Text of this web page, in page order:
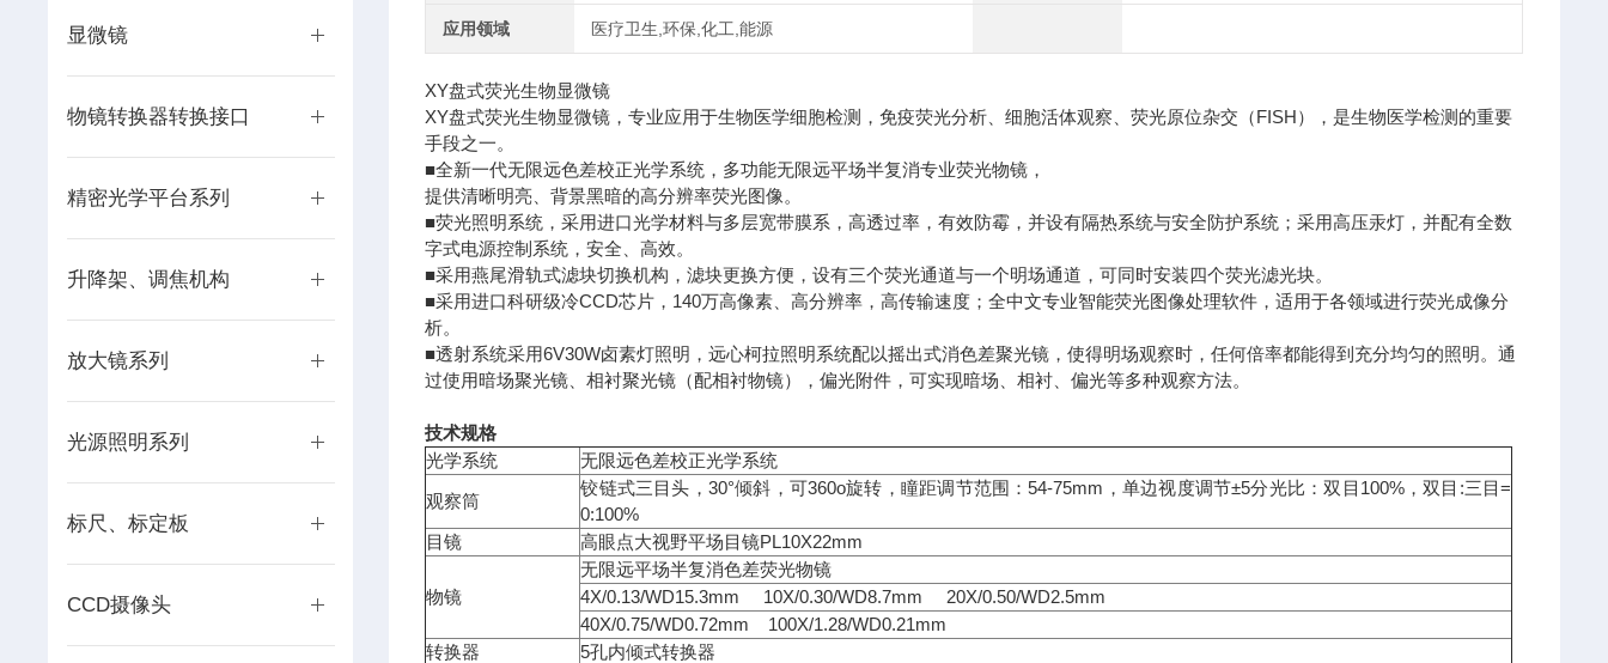
显微镜
物镜转换器转换接口
精密光学平台系列
升降架、调焦机构
放大镜系列
光源照明系列
标尺、标定板
CCD摄像头
应用领域 医疗卫生,环保,化工,能源
XY盘式荧光生物显微镜
XY盘式荧光生物显微镜，专业应用于生物医学细胞检测，免疫荧光分析、细胞活体观察、荧光原位杂交（FISH），是生物医学检测的重要
手段之一。
■全新一代无限远色差校正光学系统，多功能无限远平场半复消专业荧光物镜，
提供清晰明亮、背景黑暗的高分辨率荧光图像。
■荧光照明系统，采用进口光学材料与多层宽带膜系，高透过率，有效防霉，并设有隔热系统与安全防护系统；采用高压汞灯，并配有全数
字式电源控制系统，安全、高效。
■采用燕尾滑轨式滤块切换机构，滤块更换方便，设有三个荧光通道与一个明场通道，可同时安装四个荧光滤光块。
■采用进口科研级冷CCD芯片，140万高像素、高分辨率，高传输速度；全中文专业智能荧光图像处理软件，适用于各领域进行荧光成像分
析。
■透射系统采用6V30W卤素灯照明，远心柯拉照明系统配以摇出式消色差聚光镜，使得明场观察时，任何倍率都能得到充分均匀的照明。通
过使用暗场聚光镜、相衬聚光镜（配相衬物镜），偏光附件，可实现暗场、相衬、偏光等多种观察方法。
技术规格
光学系统
无限远色差校正光学系统
观察筒
铰链式三目头，30°倾斜，可360o旋转，瞳距调节范围：54-75mm，单边视度调节±5分光比：双目100%，双目:三目=
0:100%
目镜
高眼点大视野平场目镜PL10X22mm
物镜
无限远平场半复消色差荧光物镜
4X/0.13/WD15.3mm 10X/0.30/WD8.7mm 20X/0.50/WD2.5mm
40X/0.75/WD0.72mm 100X/1.28/WD0.21mm
转换器
5孔内倾式转换器